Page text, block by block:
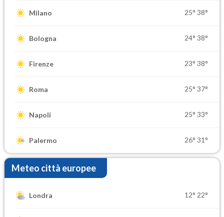
Milano 25° 38°
Bologna 24° 38°
Firenze 23° 38°
Roma 25° 37°
Napoli 25° 33°
Palermo 26° 31°
Meteo città europee
Londra 12° 22°